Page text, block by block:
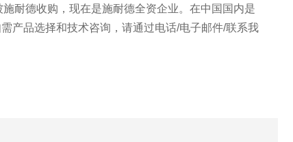
耐德收购，现在是施耐德全资企业。在中国国内是
产品选择和技术咨询，请通过电话/电子邮件/联系我